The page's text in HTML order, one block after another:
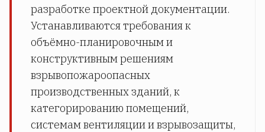
разработке проектной документации.
Устанавливаются требования к
объёмно-планировочным и
конструктивным решениям
взрывопожароопасных
производственных зданий, к
категорированию помещений,
системам вентиляции и взрывозащиты,